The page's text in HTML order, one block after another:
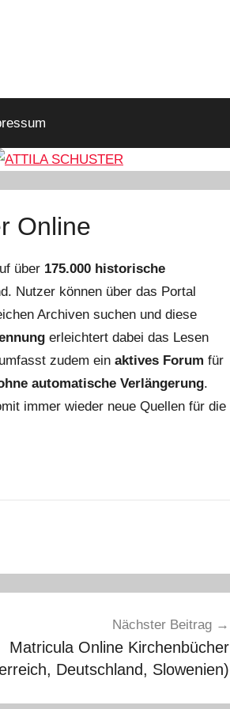
Online
über 175.000 historische
Nutzer können über das Portal
Archiven suchen und diese
erleichtert dabei das Lesen
zudem ein aktives Forum für
automatische Verlängerung.
immer wieder neue Quellen für die
Nächster Beitrag
Matricula Online Kirchenbücher
Deutschland, Slowenien)